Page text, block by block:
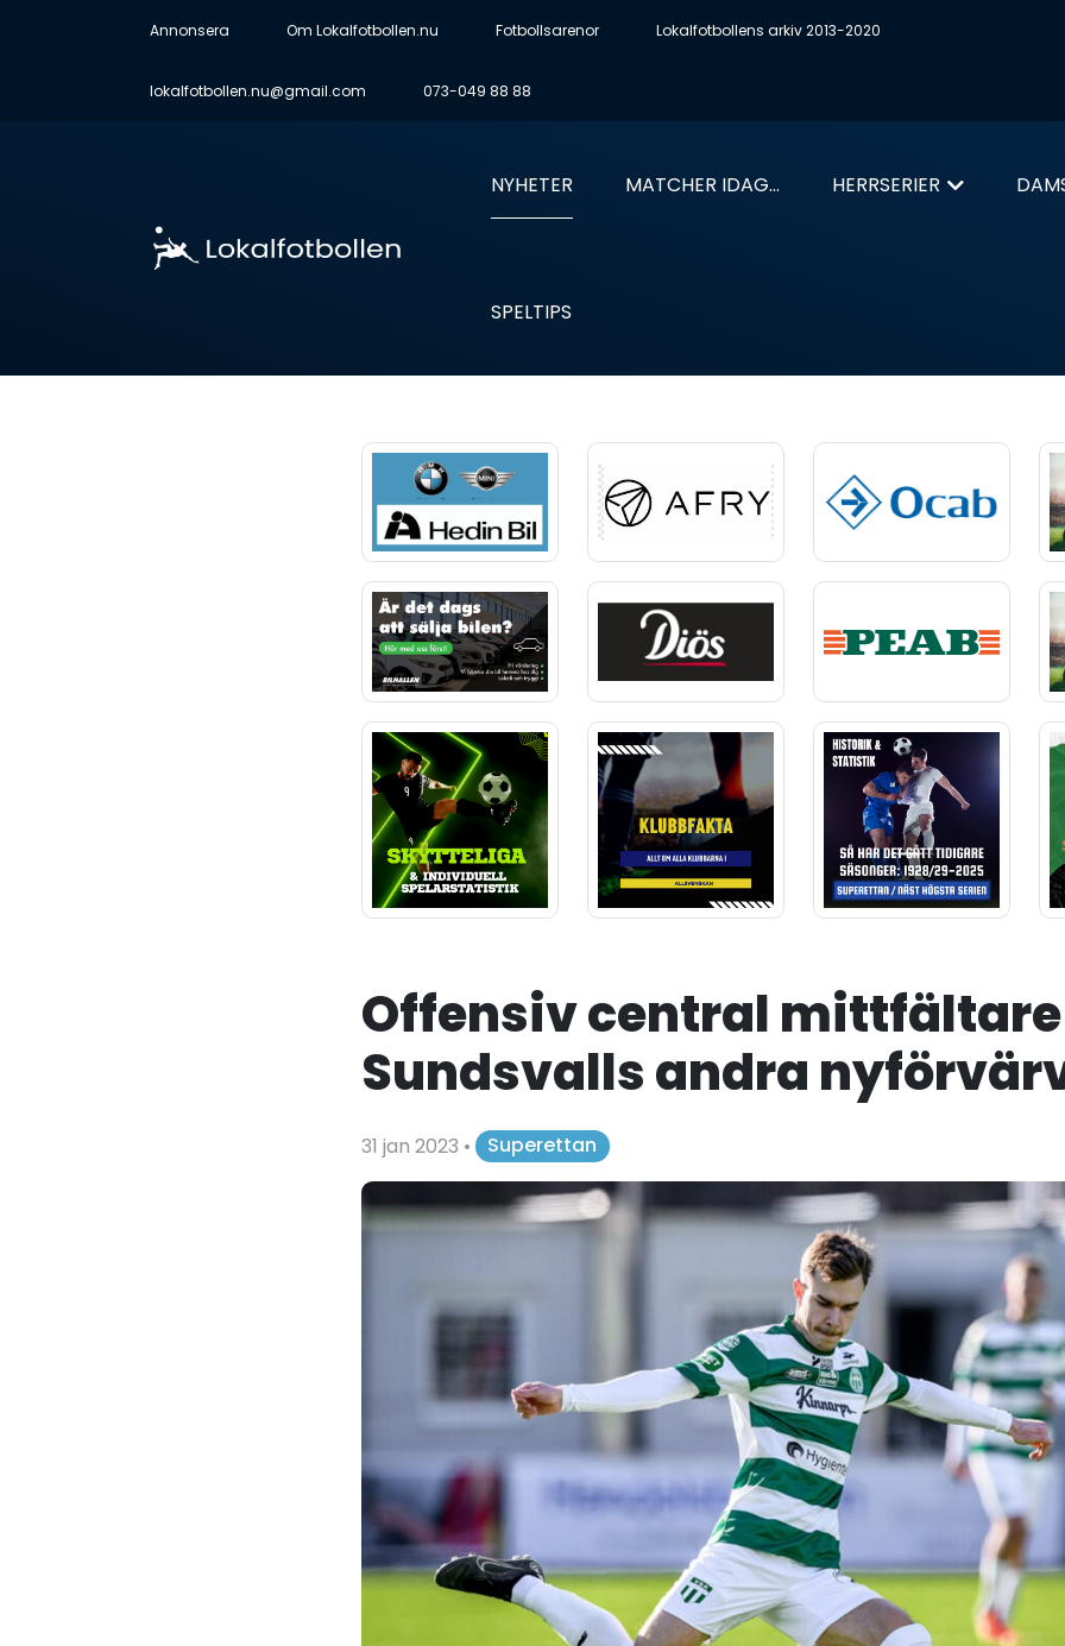
Annonsera Om Lokalfotbollen.nu Fotbollsarenor Lokalfotbollens arkiv 2013-2020
lokalfotbollen.nu@gmail.com 073-049 88 88
NYHETER MATCHER IDAG... HERRSERIER
SPELTIPS
Offensiv central mittfältare
Sundsvalls andra
31 jan 2023 • Superettan